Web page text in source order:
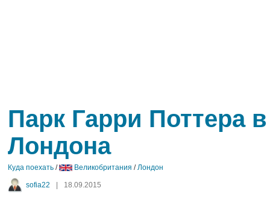
Парк Гарри Поттера
Лондона
Куда поехать / Великобритания /Лондон
sofia22 18.09.2015